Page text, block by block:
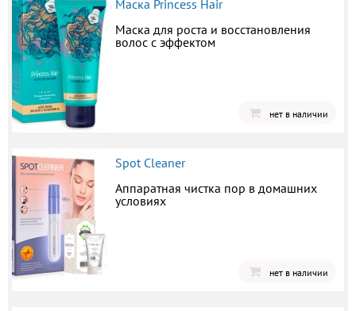
Маска Princess Hair
Маска для роста и восстановления
волос с эффектом
нет в наличии
Spot Cleaner
Аппаратная чистка пор в домашних
условиях
нет в наличии